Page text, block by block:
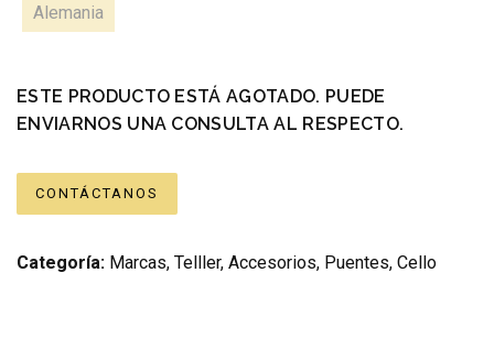
Alemania
ESTE PRODUCTO ESTÁ AGOTADO. PUEDE
ENVIARNOS UNA CONSULTA AL RESPECTO.
CONTÁCTANOS
Categoría: Marcas, Telller, Accesorios, Puentes, Cello